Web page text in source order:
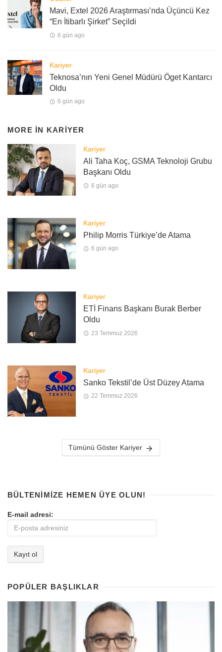
Mavi, Extel 2026 Araştırması’nda Üçüncü Kez
“En İtibarlı Şirket” Seçildi
6 gün ago
Kariyer
Teknosa’nın Yeni Genel Müdürü Öget Kantarcı
Oldu
6 gün ago
MORE IN KARIYER
Kariyer
Ali Taha Koç, GSMA Teknoloji Grubu
Başkanı Oldu
6 gün ago
Kariyer
Philip Morris Türkiye’de Atama
6 gün ago
Kariyer
ETİ Finans Başkanı Burak Berber
Oldu
23 Temmuz 2026
Kariyer
Sanko Tekstil’de Üst Düzey Atama
22 Temmuz 2026
Tümünü Göster Kariyer
BÜLTENIMIZE HEMEN ÜYE OLUN!
E-mail adresi:
POPÜLER BAŞLIKLAR